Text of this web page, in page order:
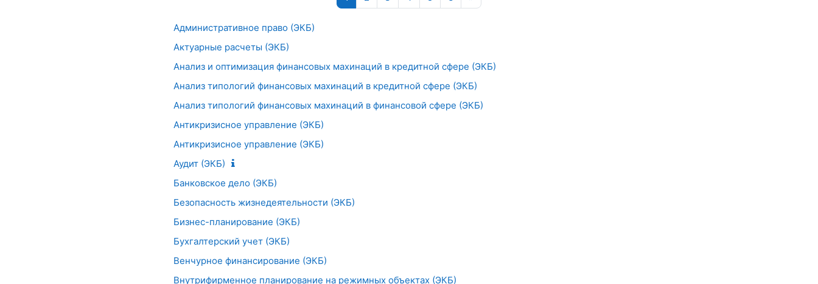
Административное право (ЭКБ)
Актуарные расчеты (ЭКБ)
Анализ и оптимизация финансовых махинаций в кредитной сфере (ЭКБ)
Анализ типологий финансовых махинаций в кредитной сфере (ЭКБ)
Анализ типологий финансовых махинаций в финансовой сфере (ЭКБ)
Антикризисное управление (ЭКБ)
Антикризисное управление (ЭКБ)
Аудит (ЭКБ)
Банковское дело (ЭКБ)
Безопасность жизнедеятельности (ЭКБ)
Бизнес-планирование (ЭКБ)
Бухгалтерский учет (ЭКБ)
Венчурное финансирование (ЭКБ)
Внутрифирменное планирование на режимных объектах (ЭКБ)